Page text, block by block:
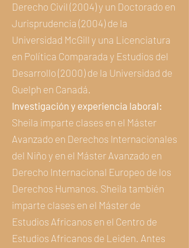
Derecho Civil (2004) y un Doctorado en
Jurisprudencia (2004) de la
Universidad McGill y una Licenciatura
en Política Comparada y Estudios del
Desarrollo (2000) de la Universidad de
Guelph en Canadá.
Investigación y experiencia laboral:
Sheila imparte clases en el Máster
Avanzado en Derechos Internacionales
del Niño y en el Máster Avanzado en
Derecho Internacional Europeo de los
Derechos Humanos. Sheila también
imparte clases en el Máster de
Estudios Africanos en el Centro de
Estudios Africanos de Leiden. Antes